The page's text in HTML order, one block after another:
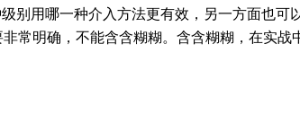
别用哪一种介入方法更有效，另一方面也可
常明确，不能含含糊糊。含含糊糊，在实战